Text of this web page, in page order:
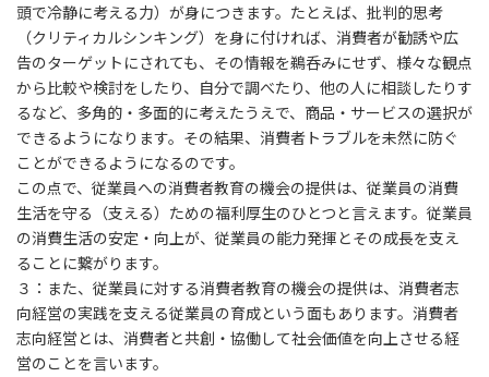
頭で冷静に考える力）が身につきます。たとえば、批判的思考
（クリティカルシンキング）を身に付ければ、消費者が勧誘や広
告のターゲットにされても、その情報を鵜呑みにせず、様々な観点
から比較や検討をしたり、自分で調べたり、他の人に相談したりす
るなど、多角的・多面的に考えたうえで、商品・サービスの選択が
できるようになります。その結果、消費者トラブルを未然に防ぐ
ことができるようになるのです。
この点で、従業員への消費者教育の機会の提供は、従業員の消費
生活を守る（支える）ための福利厚生のひとつと言えます。従業員
の消費生活の安定・向上が、従業員の能力発揮とその成長を支え
ることに繋がります。
３：また、従業員に対する消費者教育の機会の提供は、消費者志
向経営の実践を支える従業員の育成という面もあります。消費者
志向経営とは、消費者と共創・協働して社会価値を向上させる経
営のことを言います。